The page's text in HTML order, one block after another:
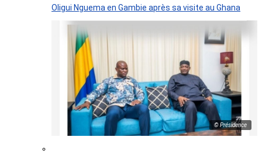
Oligui Nguema en Gambie après sa visite au Ghana
© Présidence